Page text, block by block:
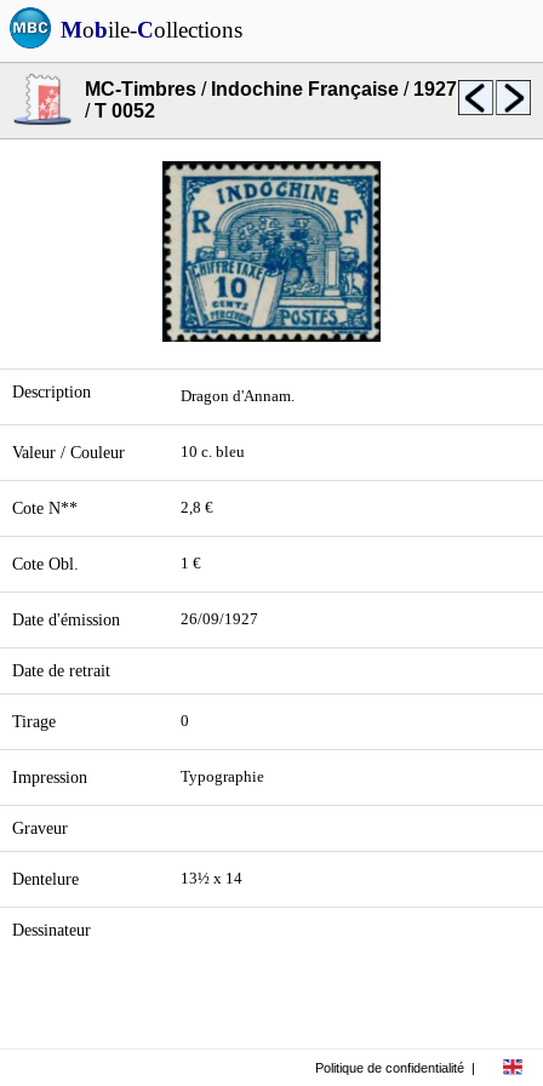
Mobile-Collections
MC-Timbres / Indochine Française / 1927
/T 0052
Description Dragon d'Annam.
Valeur / Couleur 10 c. bleu
Cote N** 2,8 €
Cote Obl. 1 €
Date d'émission 26/09/1927
Date de retrait
Tirage 0
Impression Typographie
Graveur
Dentelure 13½ x 14
Dessinateur
Politique de confidentialité |